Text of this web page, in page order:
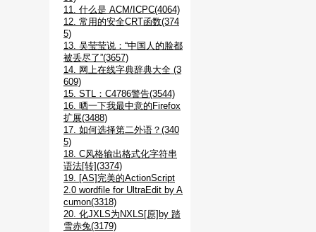
11. 什么是 ACM/ICPC(4064)
12. 常用的安全CRT函数(374
5)
13. 吴莹莹说：“中国人的脸都
被丢尽了”(3657)
14. 网上在线字典辞典大全 (3
609)
15. STL：C4786警告(3544)
16. 晒一下我最中意的Firefox
扩展(3488)
17. 如何选择第二外语？(340
5)
18. C风格输出格式化字符串
语法[转](3374)
19. [AS]完美的ActionScript
2.0 wordfile for UltraEdit by A
cumon(3318)
20. 化JXLS为NXLS[原]by 踏
雪赤兔(3179)